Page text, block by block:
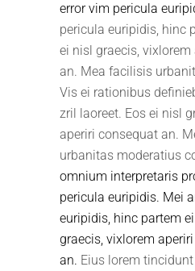
error vim pericula
pericula euripidis, hinc
ei nisl graecis,
an. Mea facilisis
Vis ei rationibus
zril laoreet. Eos ei nisl
aperiri consequat an.
urbanitas moderatius
omnium interpretaris
pericula euripidis. Mei
euripidis, hinc partem
graecis, vixlorem
an. Eius lorem